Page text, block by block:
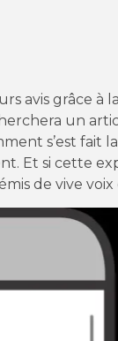
avis grâce à
un
s’est fait
Et si cette
de vive